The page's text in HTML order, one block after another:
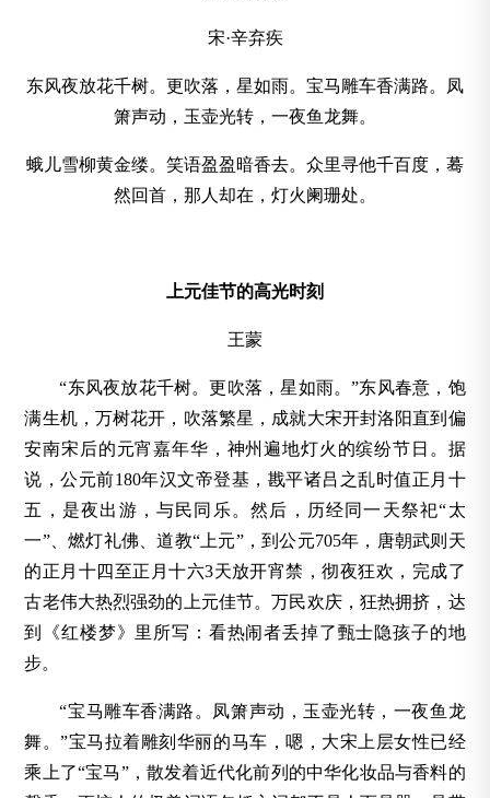
宋·辛弃疾
东风夜放花千树。更吹落，星如雨。宝马雕车香满路。凤
箫声动，玉壶光转，一夜鱼龙舞。
蛾儿雪柳黄金缕。笑语盈盈暗香去。众里寻他千百度，蓦
然回首，那人却在，灯火阑珊处。
上元佳节的高光时刻
王蒙
“东风夜放花千树。更吹落，星如雨。”东风春意，饱
满生机，万树花开，吹落繁星，成就大宋开封洛阳直到偏
安南宋后的元宵嘉年华，神州遍地灯火的缤纷节日。据
说，公元前180年汉文帝登基，戡平诸吕之乱时值正月十
五，是夜出游，与民同乐。然后，历经同一天祭祀“太
一”、燃灯礼佛、道教“上元”，到公元705年，唐朝武则天
的正月十四至正月十六3天放开宵禁，彻夜狂欢，完成了
古老伟大热烈强劲的上元佳节。万民欢庆，狂热拥挤，达
到《红楼梦》里所写：看热闹者丢掉了甄士隐孩子的地
步。
“宝马雕车香满路。凤箫声动，玉壶光转，一夜鱼龙
舞。”宝马拉着雕刻华丽的马车，嗯，大宋上层女性已经
乘上了“宝马”，散发着近代化前列的中华化妆品与香料的